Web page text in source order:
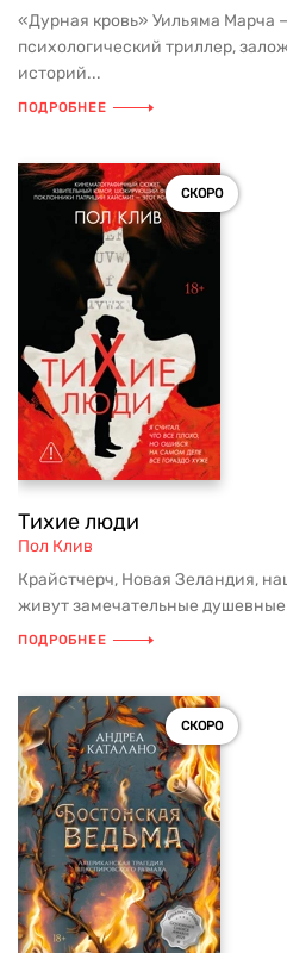
«Дурная кровь» Уильяма Марча
психологический триллер,
историй...
ПОДРОБНЕЕ
СКОРО
Тихие люди
Пол Клив
Крайстчерч, Новая Зеландия,
живут замечательные
ПОДРОБНЕЕ
СКОРО